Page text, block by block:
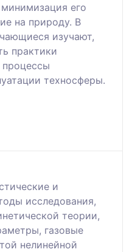
его
на природу. В
изучают,
практики
процессы
техносферы.
и
исследования,
теории,
газовые
нелинейной